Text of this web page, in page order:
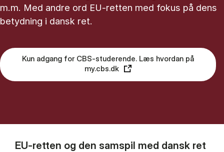
m.m. Med andre ord EU-retten med fokus på dens
betydning i dansk ret.
Kun adgang for CBS-studerende. Læs hvordan på
my.cbs.dk
EU-retten og den samspil med dansk ret